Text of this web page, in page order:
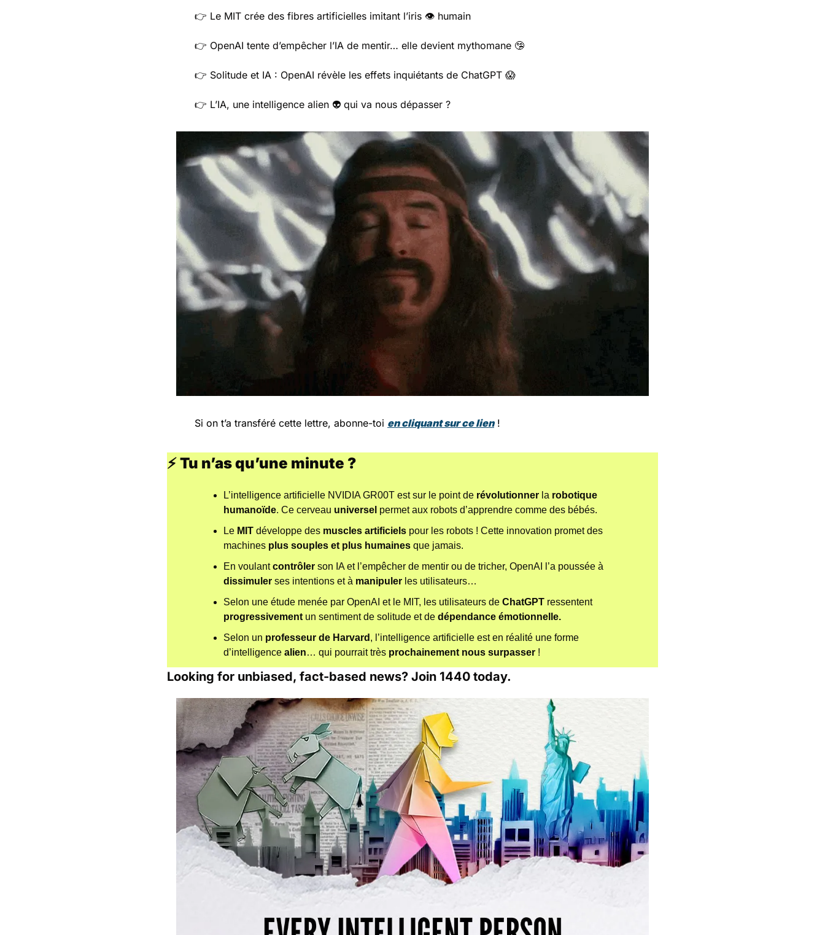
👉️ Le MIT crée des fibres artificielles imitant l’iris 👁️ humain
👉️ OpenAI tente d’empêcher l’IA de mentir… elle devient mythomane 🤥
👉️ Solitude et IA : OpenAI révèle les effets inquiétants de ChatGPT 😱
👉️ L’IA, une intelligence alien 👽 qui va nous dépasser ?
Si on t’a transféré cette lettre, abonne-toi en cliquant sur ce lien !
⚡ Tu n’as qu’une minute ?
L’intelligence artificielle NVIDIA GR00T est sur le point de révolutionner la robotique
humanoïde. Ce cerveau universel permet aux robots d’apprendre comme des bébés.
Le MIT développe des muscles artificiels pour les robots ! Cette innovation promet des
machines plus souples et plus humaines que jamais.
En voulant contrôler
dissimuler ses intentions et à manipuler les utilisateurs…
Selon une étude menée par OpenAI et le MIT, les utilisateurs de ChatGPT
ressentent
progressivement un sentiment de solitude et de dépendance émotionnelle.
Selon un professeur de Harvard , l’intelligence artificielle est en réalité une forme
d’intelligence alien… qui pourrait très prochainement nous surpasser !
Looking for unbiased, fact-based news? Join 1440 today.